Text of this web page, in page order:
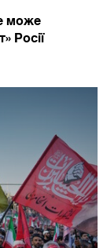
може
Росії